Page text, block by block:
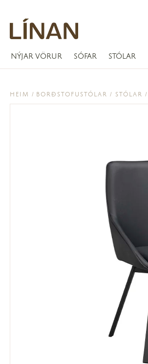
NÝJAR VÖRUR SÓFAR STÓLAR
HEIM BORÐSTOFUSTÓLAR STÓLAR